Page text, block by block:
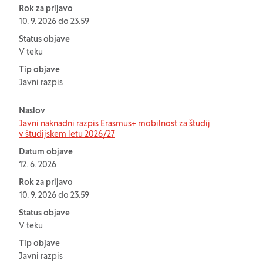
Rok za prijavo
10. 9. 2026 do 23.59
Status objave
V teku
Tip objave
Javni razpis
Naslov
Javni naknadni razpis Erasmus+ mobilnost za študij
v študijskem letu 2026/27
Datum objave
12. 6. 2026
Rok za prijavo
10. 9. 2026 do 23.59
Status objave
V teku
Tip objave
Javni razpis